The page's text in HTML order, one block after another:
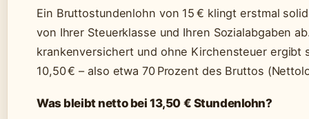
Ein Bruttostundenlohn von 15 € klingt erstmal
von Ihrer Steuerklasse und Ihren Sozialabgaben
krankenversichert und ohne Kirchensteuer ergibt
10,50 € – also etwa 70 Prozent des Bruttos
Was bleibt netto bei 13,50 € Stundenlohn?